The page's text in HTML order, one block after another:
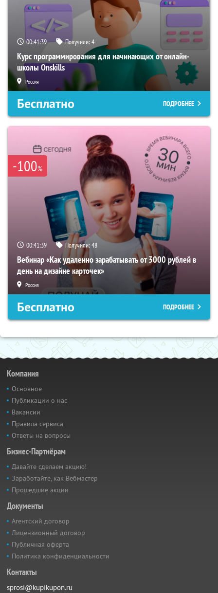
00:41:38 Получили:4
Курс программирования для начинающих от онлайн-
школы Onskills
Россия
Бесплатно ПОДРОБНЕЕ
-100%
00:41:38 Получили:48
Вебинар «Как удаленно зарабатывать от 3000 рублей в
день на дизайне карточек»
Россия
Бесплатно ПОДРОБНЕЕ
Компания
Основное
Публикации о нас
Вакансии
Правила сервиса
Ответы на вопросы
Бизнес-Партнёрам
Давайте сделаем акцию!
Заработайте, как Вебмастер
Прошедшие акции
Документы
Агентский договор
Лицензионный договор
Публичная оферта
Политика конфиденциальности
Контакты
sprosi@kupikupon.ru